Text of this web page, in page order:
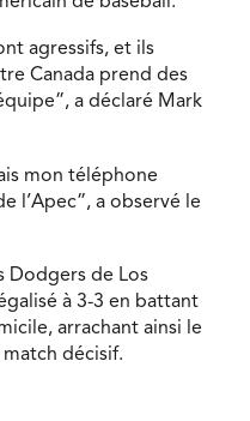
agressifs, et ils
Canada prend des
a déclaré Mark
mon téléphone
l’Apec”, a observé le
Dodgers de Los
à 3-3 en battant
arrachant ainsi le
décisif.